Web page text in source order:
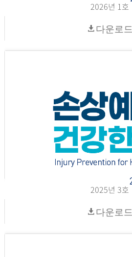
2026년 1호
다운로드
2025년 3호
다운로드